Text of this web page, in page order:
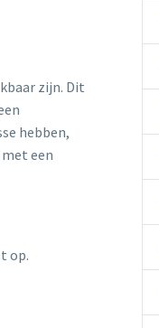
zijn. Dit
hebben,
een
op.